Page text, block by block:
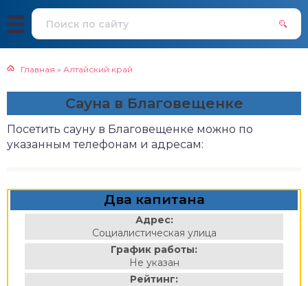
Главная » Алтайский край
Сауна в Благовещенке
Посетить сауну в Благовещенке можно по
указанным телефонам и адресам:
Два капитана
Адрес:
Социалистическая улица
График работы:
Не указан
Рейтинг: